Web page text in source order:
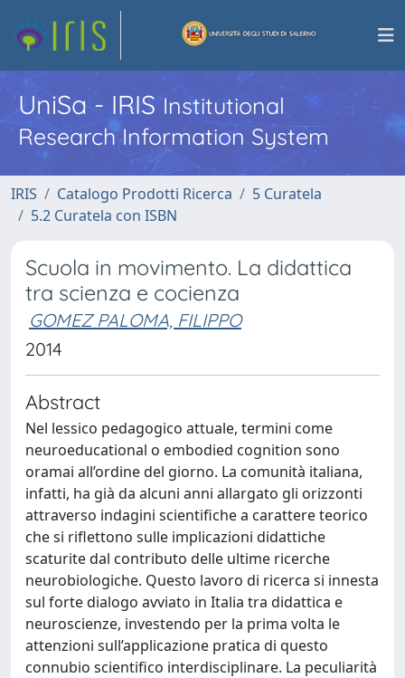
UniSa - IRISInstitutional
Research Information System
IRIS Catalogo Prodotti Ricerca
5 Curatela
5.2 Curatela con ISBN
Scuola in movimento. La didattica
tra scienza e cocienza
GOMEZ PALOMA, FILIPPO
2014
Abstract
Nel lessico pedagogico attuale, termini come
neuroeducational o embodied cognition sono
oramai all’ordine del giorno. La comunità italiana,
infatti, ha già da alcuni anni allargato gli orizzonti
attraverso indagini scientifiche a carattere teorico
che si riflettono sulle implicazioni didattiche
scaturite dal contributo delle ultime ricerche
neurobiologiche. Questo lavoro di ricerca si innesta
sul forte dialogo avviato in Italia tra didattica e
neuroscienze, investendo per la prima volta le
attenzioni sull’applicazione pratica di questo
connubio scientifico interdisciplinare. La peculiarità